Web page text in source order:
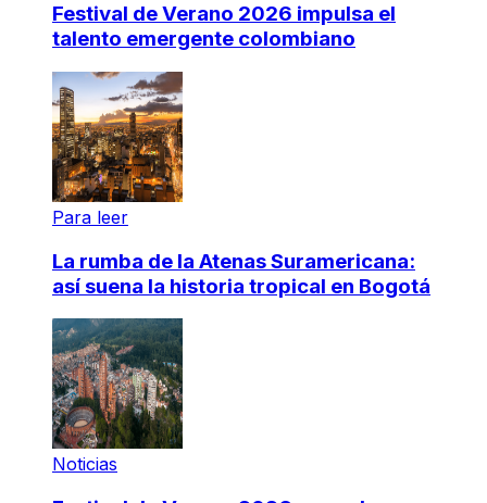
Festival de Verano 2026 impulsa el
talento emergente colombiano
Para leer
La rumba de la Atenas Suramericana:
así suena la historia tropical en Bogotá
Noticias